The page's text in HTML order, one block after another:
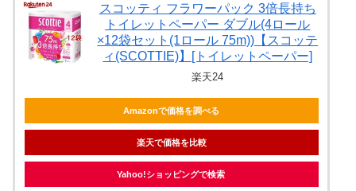
スコッティ フラワーパック 3倍長持ち
トイレットペーパー ダブル(4ロール
×12袋セット(1ロール 75m))【スコッテ
ィ(SCOTTIE)】[トイレットペーパー]
楽天24
Amazonで価格を調べる
楽天で価格を比較
Yahoo!ショッピングで検索